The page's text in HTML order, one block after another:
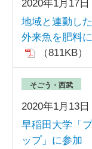
2020年1月17日
地域と連動し
外来魚を肥料
（811KB）
2020年1月13日
そごう・西武
早稲田大学「
ップ」に参加